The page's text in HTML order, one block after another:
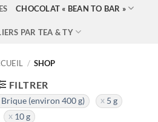
CHOCOLAT « BEAN TO BAR »
PAR TEA & TY
/ SHOP
FILTRER
Brique (environ 400 g)
5 g
10 g